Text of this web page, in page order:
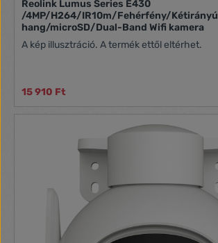
Reolink Lumus Series E430
/4MP/H264/IR10m/Fehérfény/Kétirányú
hang/microSD/Dual-Band Wifi kamera
A kép illusztráció. A termék ettől eltérhet.
15 910 Ft